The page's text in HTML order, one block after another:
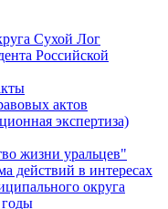
Сухой Лог
Российской
актов
экспертиза)
жизни уральцев"
действий в интересах
округа